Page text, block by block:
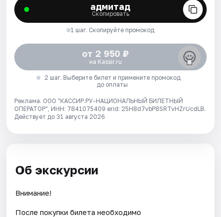
адмитад
Скопировать
1 шаг. Скопируйте промокод
от 2 950 ₽
на Kassir.ru
2 шаг. Выберите билет и примените промокод
до оплаты
Реклама. ООО "КАССИР.РУ-НАЦИОНАЛЬНЫЙ БИЛЕТНЫЙ
ОПЕРАТОР", ИНН: 7841075409 erid: 25H8d7vbP8SRTvHZrUcdLB.
Действует до 31 августа 2026
Об экскурсии
Внимание!
После покупки билета необходимо